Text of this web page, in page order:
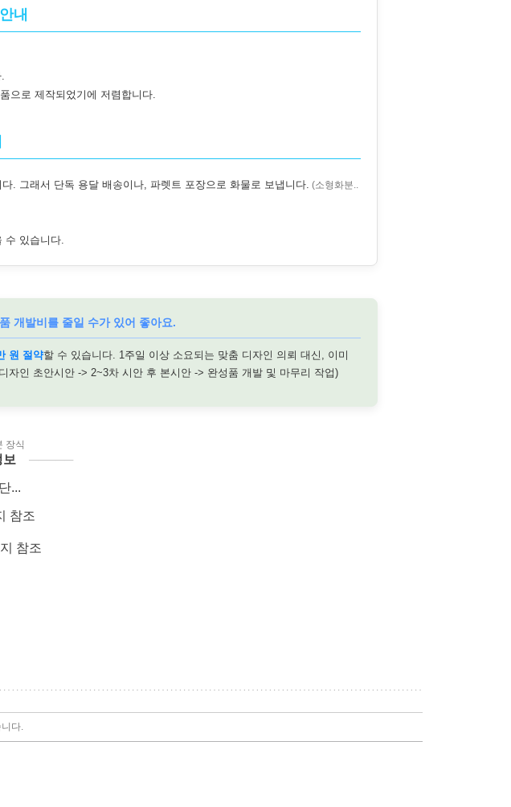
내
으로 제작되었기에 저렴합니다.
. 그래서 단독 용달 배송이나, 파렛트 포장으로 화물로 보냅니다. (소형화분..
수 있습니다.
개발비를 줄일 수가 있어 좋아요.
원 절약할 수 있습니다. 1주일 이상 소요되는 맞춤 디자인 의뢰 대신, 이미
자인 초안시안 -> 2~3차 시안 후 본시안 -> 완성품 개발 및 마무리 작업)
보 ─────
...
참조
참조
다.